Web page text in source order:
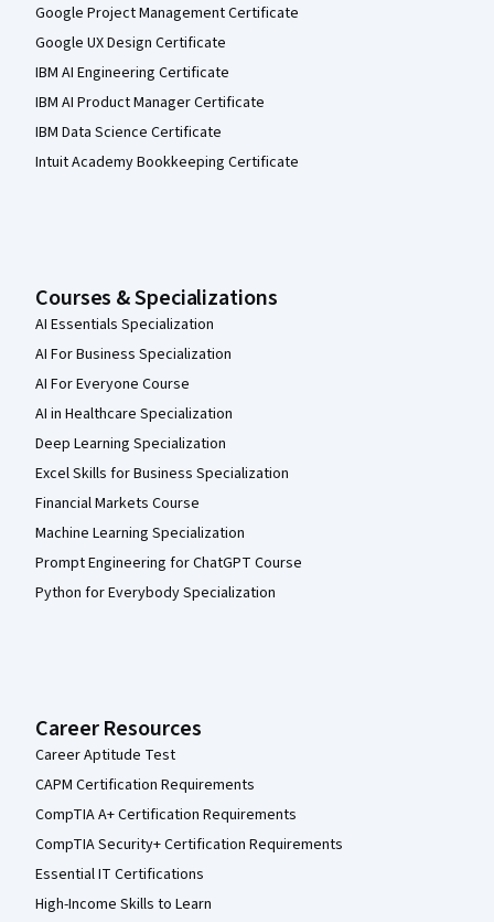
Google Project Management Certificate
Google UX Design Certificate
IBM AI Engineering Certificate
IBM AI Product Manager Certificate
IBM Data Science Certificate
Intuit Academy Bookkeeping Certificate
Courses & Specializations
AI Essentials Specialization
AI For Business Specialization
AI For Everyone Course
AI in Healthcare Specialization
Deep Learning Specialization
Excel Skills for Business Specialization
Financial Markets Course
Machine Learning Specialization
Prompt Engineering for ChatGPT Course
Python for Everybody Specialization
Career Resources
Career Aptitude Test
CAPM Certification Requirements
CompTIA A+ Certification Requirements
CompTIA Security+ Certification Requirements
Essential IT Certifications
High-Income Skills to Learn